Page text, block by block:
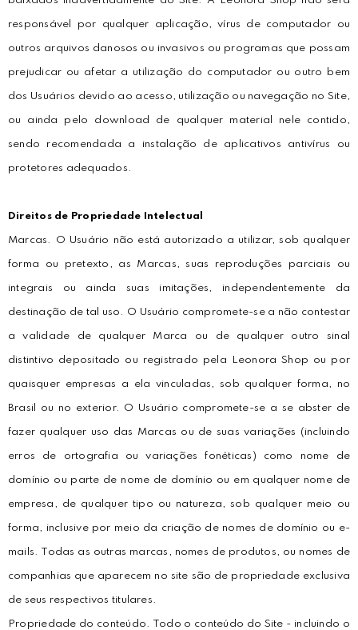
responsável por qualquer aplicação, vírus de computador ou
outros arquivos danosos ou invasivos ou programas que possam
prejudicar ou afetar a utilização do computador ou outro bem
dos Usuários devido ao acesso, utilização ou navegação no Site,
ou ainda pelo download de qualquer material nele contido,
sendo recomendada a instalação de aplicativos antivírus ou
protetores adequados.
Direitos de Propriedade Intelectual
Marcas. O Usuário não está autorizado a utilizar, sob qualquer
forma ou pretexto, as Marcas, suas reproduções parciais ou
integrais ou ainda suas imitações, independentemente da
destinação de tal uso. O Usuário compromete-se a não contestar
a validade de qualquer Marca ou de qualquer outro sinal
distintivo depositado ou registrado pela Leonora Shop ou por
quaisquer empresas a ela vinculadas, sob qualquer forma, no
Brasil ou no exterior. O Usuário compromete-se a se abster de
fazer qualquer uso das Marcas ou de suas variações (incluindo
erros de ortografia ou variações fonéticas) como nome de
domínio ou parte de nome de domínio ou em qualquer nome de
empresa, de qualquer tipo ou natureza, sob qualquer meio ou
forma, inclusive por meio da criação de nomes de domínio ou e-
mails. Todas as outras marcas, nomes de produtos, ou nomes de
companhias que aparecem no site são de propriedade exclusiva
de seus respectivos titulares.
Propriedade do conteúdo. Todo o conteúdo do Site - incluindo o